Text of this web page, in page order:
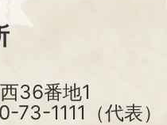
36番地1
73-1111（代表）